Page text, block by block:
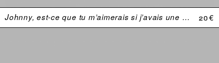
Johnny, est-ce que tu m’aimerais si j’avais une plus grosse bite ? 20 €